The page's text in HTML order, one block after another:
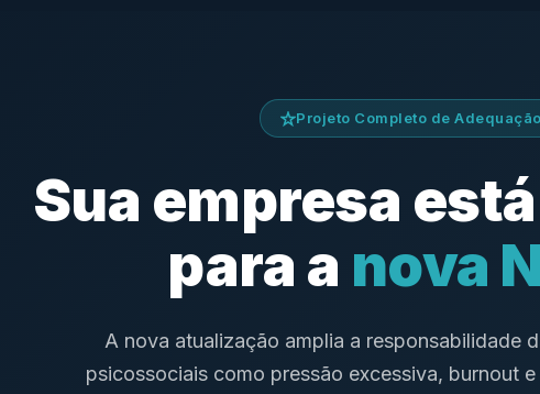
Projeto Completo de
Sua empresa
para a nova
A nova atualização amplia a responsabilidade
psicossociais como pressão excessiva, burnout